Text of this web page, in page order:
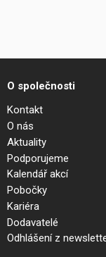
O společnosti
Kontakt
O nás
Aktuality
Podporujeme
Kalendář akcí
Pobočky
Kariéra
Dodavatelé
Odhlášení z